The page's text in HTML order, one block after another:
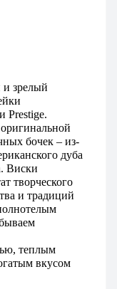
и зрелый
Prestige.
бочек – из-
дуба
Виски
творческого
и традиций
теплым
вкусом